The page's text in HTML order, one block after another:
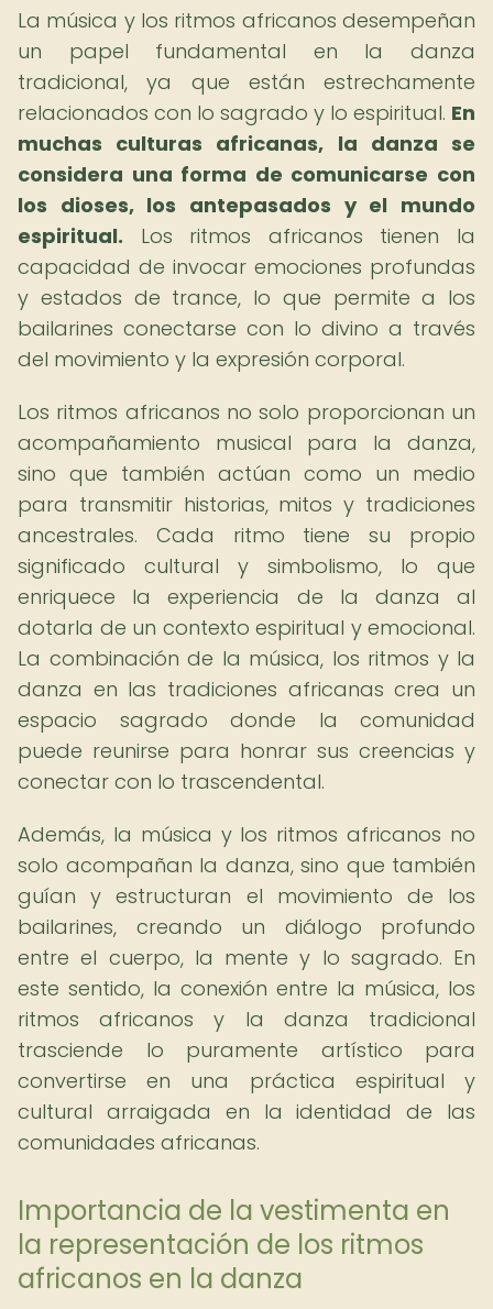
La música y los ritmos africanos desempeñan
un papel fundamental en la danza
tradicional, ya que están estrechamente
relacionados con lo sagrado y lo espiritual. En
muchas culturas africanas, la danza se
considera una forma de comunicarse con
los dioses, los antepasados y el mundo
espiritual. Los ritmos africanos tienen la
capacidad de invocar emociones profundas
y estados de trance, lo que permite a los
bailarines conectarse con lo divino a través
del movimiento y la expresión corporal.
Los ritmos africanos no solo proporcionan un
acompañamiento musical para la danza,
sino que también actúan como un medio
para transmitir historias, mitos y tradiciones
ancestrales. Cada ritmo tiene su propio
significado cultural y simbolismo, lo que
enriquece la experiencia de la danza al
dotarla de un contexto espiritual y emocional.
La combinación de la música, los ritmos y la
danza en las tradiciones africanas crea un
espacio sagrado donde la comunidad
puede reunirse para honrar sus creencias y
conectar con lo trascendental.
Además, la música y los ritmos africanos no
solo acompañan la danza, sino que también
guían y estructuran el movimiento de los
bailarines, creando un diálogo profundo
entre el cuerpo, la mente y lo sagrado. En
este sentido, la conexión entre la música, los
ritmos africanos y la danza tradicional
trasciende lo puramente artístico para
convertirse en una práctica espiritual y
cultural arraigada en la identidad de las
comunidades africanas.
Importancia de la vestimenta en
la representación de los ritmos
africanos en la danza